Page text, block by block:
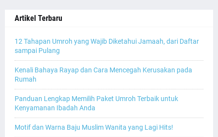
Artikel Terbaru
12 Tahapan Umroh yang Wajib Diketahui Jamaah, dari Daftar
sampai Pulang
Kenali Bahaya Rayap dan Cara Mencegah Kerusakan pada
Rumah
Panduan Lengkap Memilih Paket Umroh Terbaik untuk
Kenyamanan Ibadah Anda
Motif dan Warna Baju Muslim Wanita yang Lagi Hits!